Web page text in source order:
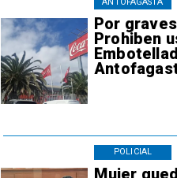
Por
Prohiben
Mujer
POLICIAL